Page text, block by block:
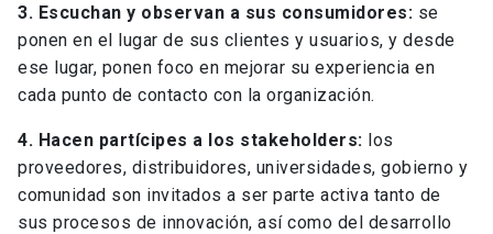
3. Escuchan y observan a sus consumidores: se
ponen en el lugar de sus clientes y usuarios, y desde
ese lugar, ponen foco en mejorar su experiencia en
cada punto de contacto con la organización.
4. Hacen partícipes a los stakeholders: los
proveedores, distribuidores, universidades, gobierno y
comunidad son invitados a ser parte activa tanto de
sus procesos de innovación, así como del desarrollo